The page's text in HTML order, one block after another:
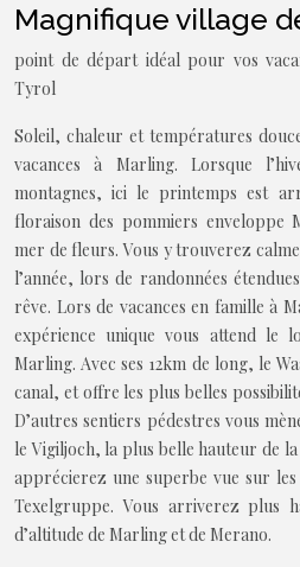
Magnifique village
point de départ idéal pour vos
Tyrol
Soleil, chaleur et températures
vacances à Marling. Lorsque
montagnes, ici le printemps est
floraison des pommiers enveloppe
mer de fleurs. Vous y trouverez
l’année, lors de randonnées
rêve. Lors de vacances en famille à
expérience unique vous attend le
Marling. Avec ses 12km de long, le
canal, et offre les plus belles
D’autres sentiers pédestres vous
le Vigiljoch, la plus belle hauteur de
apprécierez une superbe vue sur
Texelgruppe. Vous arriverez plus
d’altitude de Marling et de Merano.